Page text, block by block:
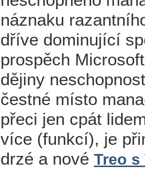
náznaku
dříve dominující
prospěch
dějiny
čestné místo
přeci jen cpát
více (funkcí), je
drzé a nové Treo